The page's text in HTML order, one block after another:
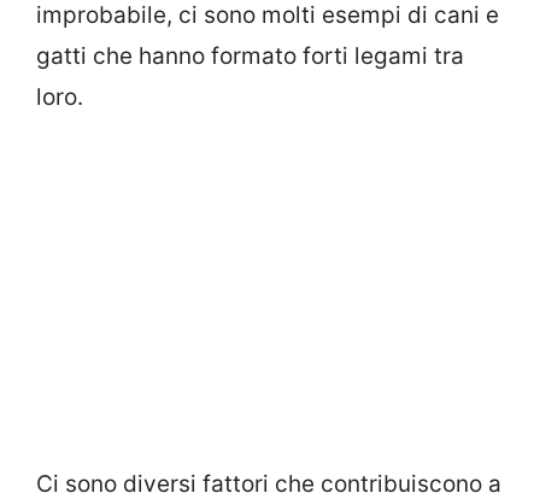
improbabile, ci sono molti esempi di cani e
gatti che hanno formato forti legami tra
loro.
Ci sono diversi fattori che contribuiscono a